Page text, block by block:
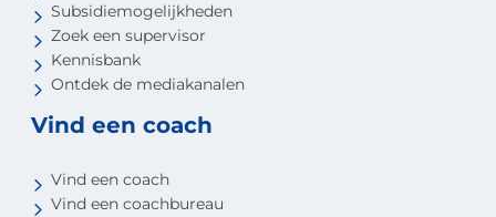
Subsidiemogelijkheden
Zoek een supervisor
Kennisbank
Ontdek de mediakanalen
Vind een coach
Vind een coach
Vind een coachbureau